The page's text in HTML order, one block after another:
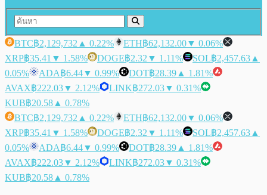
BTC฿2,129,732 ▲ 0.22% ETH฿62,132.00▼ 0.06%
XRP฿35.41 ▼ 1.58% DOGE฿2.32 ▼ 1.11% SOL฿2,457.63 ▲
0.05%
ADA฿6.44▼ 0.99% DOT฿28.39 ▲ 1.81%
AVAX฿222.03▼ 2.12% LINK฿272.03▼ 0.31%
KUB฿20.58 ▲ 0.78%
BTC฿2,129,732 ▲ 0.22% ETH฿62,132.00▼ 0.06%
XRP฿35.41 ▼ 1.58% DOGE฿2.32 ▼ 1.11% SOL฿2,457.63 ▲
0.05%
ADA฿6.44▼ 0.99% DOT฿28.39 ▲ 1.81%
AVAX฿222.03▼ 2.12% LINK฿272.03▼ 0.31%
KUB฿20.58 ▲ 0.78%